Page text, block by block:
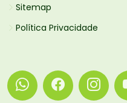
Sitemap
Política Privacidade